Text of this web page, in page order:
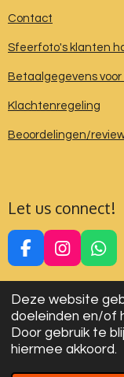
Deze website
doeleinden en/of
Door gebruik te
hiermee akkoord.
Contact
Sfeerfoto's klanten
Betaalgegevens voor
Klachtenregeling
Beoordelingen/
Let us connect!
F
e
b
o
o
k
I
t
a
g
r
a
W
t
s
A
p
p
Algemene